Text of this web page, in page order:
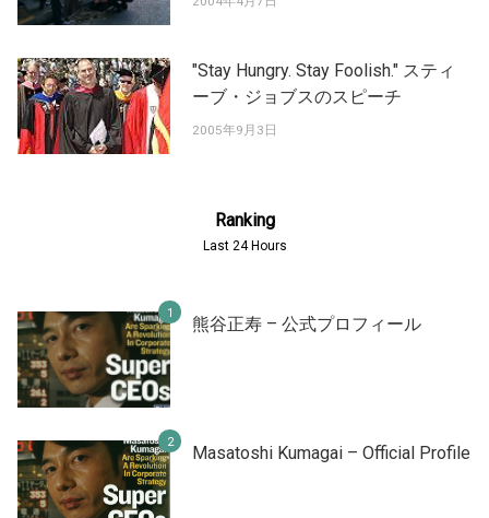
"Stay Hungry. Stay Foolish." スティ
ーブ・ジョブスのスピーチ
2005年9月3日
Ranking
Last 24 Hours
熊谷正寿 – 公式プロフィール
Masatoshi Kumagai – Official Profile